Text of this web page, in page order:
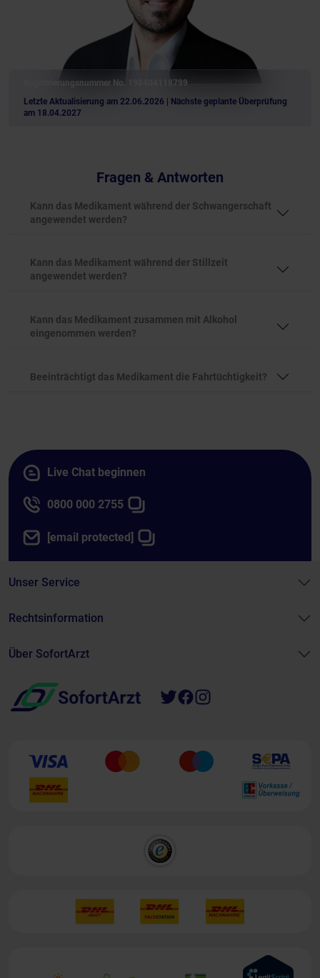
Letzte Aktualisierung am 22.06.2026
| Nächste geplante Überprüfung
am 18.04.2027
Registrierungsnummer No. 198404118799
Fragen & Antworten
Kann das Medikament während der Schwangerschaft
angewendet werden?
Kann das Medikament während der Stillzeit
angewendet werden?
Kann das Medikament zusammen mit Alkohol
eingenommen werden?
Beeinträchtigt das Medikament die Fahrtüchtigkeit?
Live Chat beginnen
0800 000 2755
[email protected]
Unser Service
Rechtsinformation
Über SofortArzt